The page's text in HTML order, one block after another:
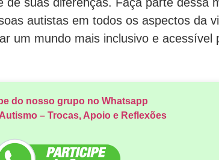
autistas em todos os aspectos da
um mundo mais inclusivo e acessível
do nosso grupo no Whatsapp
– Trocas, Apoio e Reflexões